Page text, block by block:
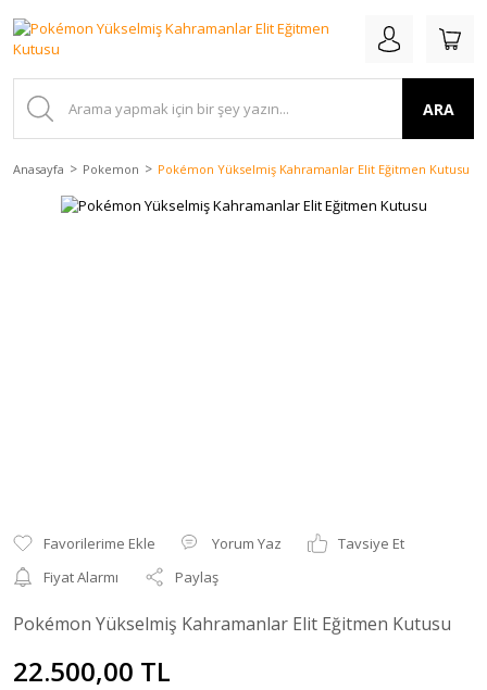
ARA
Anasayfa Pokemon Pokémon Yükselmiş Kahramanlar Elit Eğitmen Kutusu
Yorum Yaz
Tavsiye Et
Fiyat Alarmı
Paylaş
Pokémon Yükselmiş Kahramanlar Elit Eğitmen Kutusu
22.500,00 TL